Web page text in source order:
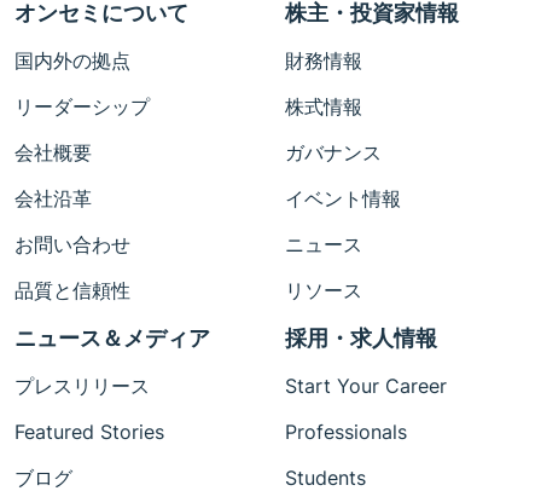
オンセミについて
国内外の拠点
リーダーシップ
会社概要
会社沿革
お問い合わせ
品質と信頼性
株主・投資家情報
財務情報
株式情報
ガバナンス
イベント情報
ニュース
リソース
ニュース＆メディア
プレスリリース
Featured Stories
ブログ
採用・求人情報
Start Your Career
Professionals
Students